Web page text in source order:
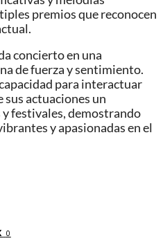
premios que reconocen
concierto en una
de fuerza y sentimiento.
para interactuar
sus actuaciones un
festivales, demostrando
y apasionadas en el
0